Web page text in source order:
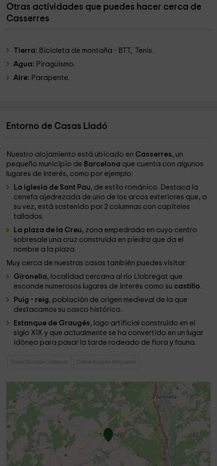
Otras actividades que puedes hacer cerca de
Casserres
Tierra: Bicicleta de montaña - BTT, Tenis.
Agua: Piragüismo.
Aire: Parapente.
Entorno de Casas Lladó
Nuestro alojamiento está ubicado en Casserres, un
pequeño municipio de Barcelona que cuenta con algunos
lugares de interés, como por ejemplo:
La iglesia de Sant Pau, de estilo románico. Destaca la
cenefa ajedrezada de uno de los arcos exteriores que, a
su vez, está sostenido por 2 columnas con capiteles
tallados.
La plaza de la Creu, zona empedrada en cuyo centro
sobresale una cruz construida en piedra que da el
nombre a la plaza.
Muy cerca de nuestras casas también puedes visitar:
Gironella, localidad cercana al río Llobregat que
esconde numerosos lugares de interés como su castillo.
Puig - reig, población de origen medieval de la que
destacamos su casco histórico.
Estanque de Graugés, lago artificial construido en el
siglo XIX y que actualmente se ha convertido en un lugar
idóneo para pasar la tarde rodeado de flora y fauna.
Casas Rurales Casserres Casas Rurales Berguedà